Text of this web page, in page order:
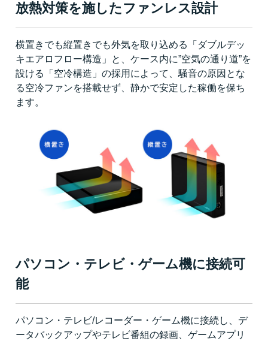
放熱対策を施したファンレス設計
横置きでも縦置きでも外気を取り込める「ダブルデッ
キエアロフロー構造」と、ケース内に”空気の通り道”を
設ける「空冷構造」の採用によって、騒音の原因とな
る空冷ファンを搭載せず、静かで安定した稼働を保ち
ます。
パソコン・テレビ・ゲーム機に接続可
能
パソコン・テレビ/レコーダー・ゲーム機に接続し、デ
ータバックアップやテレビ番組の録画、ゲームアプリ